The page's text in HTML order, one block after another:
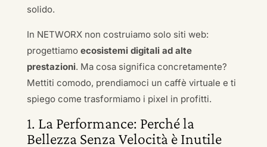
solido.
In NETWORX non costruiamo solo siti web:
progettiamo ecosistemi digitali ad alte
prestazioni. Ma cosa significa concretamente?
Mettiti comodo, prendiamoci un caffè virtuale e ti
spiego come trasformiamo i pixel in profitti.
1. La Performance: Perché la
Bellezza Senza Velocità è Inutile